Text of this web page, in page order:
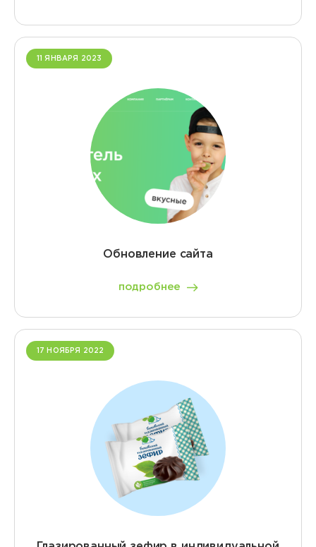
11 ЯНВАРЯ 2023
Обновление сайта
подробнее
17 НОЯБРЯ 2022